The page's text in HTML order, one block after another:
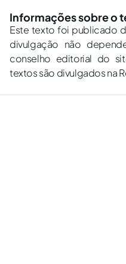
Informações sobre o
Este texto foi publicado
divulgação não
conselho editorial do
textos são divulgados na